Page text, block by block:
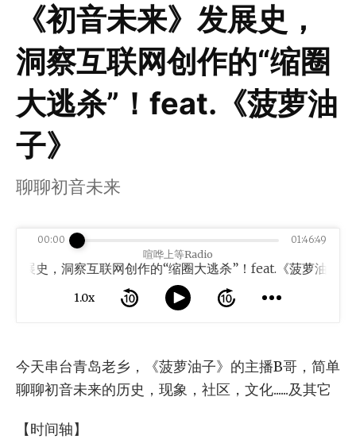
《初音未来》发展史，
洞察互联网创作的“缩圈
大逃杀”！feat.《菠萝油
子》
聊聊初音未来
喧哗上等Radio
史，洞察互联网创作的“缩圈大逃杀”！feat.《菠萝油子》
1.0x
00:00 01:46:49
今天串台青岛老乡，《菠萝油子》的主播B哥，简单
聊聊初音未来的历史，现象，社区，文化......及其它
【时间轴】